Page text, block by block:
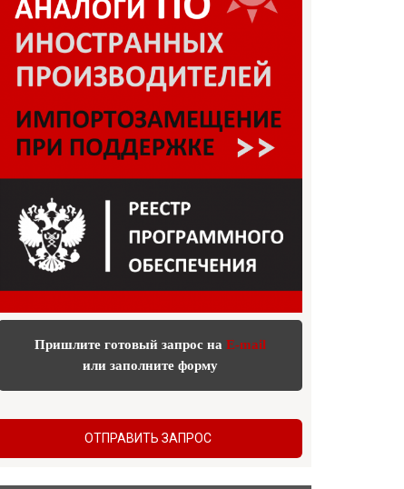
Пришлите готовый запрос на E-mail
или заполните форму
ОТПРАВИТЬ ЗАПРОС